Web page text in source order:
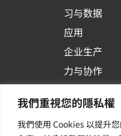
我們重視您的隱私權
我們使用 Cookies 以提升
习与数据
应用
企业生产
力与协作
台应用
其他/增